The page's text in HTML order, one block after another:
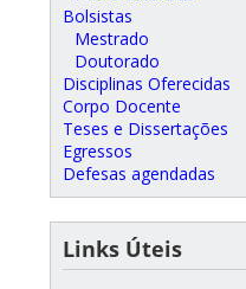
Bolsistas
Mestrado
Doutorado
Disciplinas Oferecidas
Corpo Docente
Teses e Dissertações
Egressos
Defesas agendadas
Links Úteis